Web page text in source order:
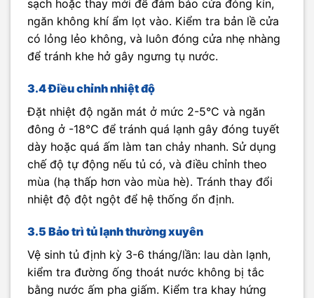
sạch hoặc thay mới để đảm bảo cửa đóng kín,
ngăn không khí ẩm lọt vào. Kiểm tra bản lề cửa
có lỏng lẻo không, và luôn đóng cửa nhẹ nhàng
để tránh khe hở gây ngưng tụ nước.
3.4 Điều chỉnh nhiệt độ
Đặt nhiệt độ ngăn mát ở mức 2-5°C và ngăn
đông ở -18°C để tránh quá lạnh gây đóng tuyết
dày hoặc quá ấm làm tan chảy nhanh. Sử dụng
chế độ tự động nếu tủ có, và điều chỉnh theo
mùa (hạ thấp hơn vào mùa hè). Tránh thay đổi
nhiệt độ đột ngột để hệ thống ổn định.
3.5 Bảo trì tủ lạnh thường xuyên
Vệ sinh tủ định kỳ 3-6 tháng/lần: lau dàn lạnh,
kiểm tra đường ống thoát nước không bị tắc
bằng nước ấm pha giấm. Kiểm tra khay hứng